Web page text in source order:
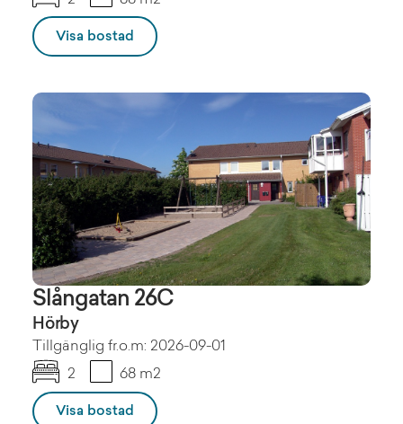
Visa bostad
Slångatan 26C
Hörby
Tillgänglig fr.o.m: 2026-09-01
2
68 m2
Visa bostad